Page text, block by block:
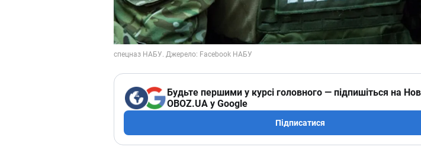
Будьте першими у курсі головного — підпишіться на
OBOZ.UA у Google
Підписатися